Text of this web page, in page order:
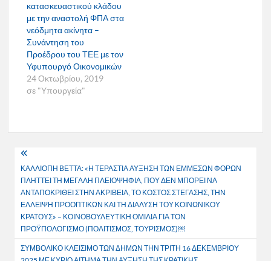
κατασκευαστικού κλάδου
με την αναστολή ΦΠΑ στα
νεόδμητα ακίνητα –
Συνάντηση του
Προέδρου του ΤΕΕ με τον
Υφυπουργό Οικονομικών
24 Οκτωβρίου, 2019
σε "Υπουργεία"
Πλοήγηση
άρθρων
ΚΑΛΛΙΟΠΗ ΒΕΤΤΑ: «Η ΤΕΡΑΣΤΙΑ ΑΥΞΗΣΗ ΤΩΝ ΕΜΜΕΣΩΝ ΦΟΡΩΝ
ΠΛΗΤΤΕΙ ΤΗ ΜΕΓΑΛΗ ΠΛΕΙΟΨΗΦΙΑ, ΠΟΥ ΔΕΝ ΜΠΟΡΕΙ ΝΑ
ΑΝΤΑΠΟΚΡΙΘΕΙ ΣΤΗΝ ΑΚΡΙΒΕΙΑ, ΤΟ ΚΟΣΤΟΣ ΣΤΕΓΑΣΗΣ, ΤΗΝ
ΕΛΛΕΙΨΗ ΠΡΟΟΠΤΙΚΩΝ ΚΑΙ ΤΗ ΔΙΑΛΥΣΗ ΤΟΥ ΚΟΙΝΩΝΙΚΟΥ
ΚΡΑΤΟΥΣ» – ΚΟΙΝΟΒΟΥΛΕΥΤΙΚΗ ΟΜΙΛΙΑ ΓΙΑ ΤΟΝ
ΠΡΟΫΠΟΛΟΓΙΣΜΟ (ΠΟΛΙΤΙΣΜΟΣ, ΤΟΥΡΙΣΜΟΣ)￼
ΣΥΜΒΟΛΙΚΟ ΚΛΕΙΣΙΜΟ ΤΩΝ ΔΗΜΩΝ ΤΗΝ ΤΡΙΤΗ 16 ΔΕΚΕΜΒΡΙΟΥ